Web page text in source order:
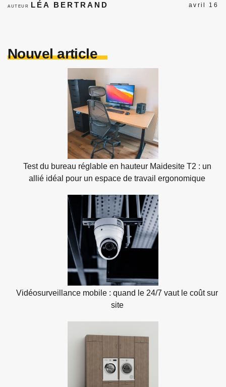
AUTEUR LÉA BERTRAND avril 16
Nouvel article
Test du bureau réglable en hauteur Maidesite T2 : un
allié idéal pour un espace de travail ergonomique
Vidéosurveillance mobile : quand le 24/7 vaut le coût sur
site